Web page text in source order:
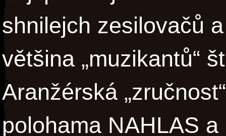
shnilejch zesilovačů
většina „muzikantů“
Aranžérská
polohama NAHLAS